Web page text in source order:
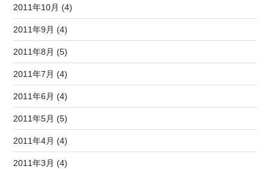
2011年10月 (4)
2011年9月 (4)
2011年8月 (5)
2011年7月 (4)
2011年6月 (4)
2011年5月 (5)
2011年4月 (4)
2011年3月 (4)